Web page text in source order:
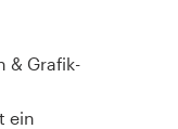
& Grafik-
ein